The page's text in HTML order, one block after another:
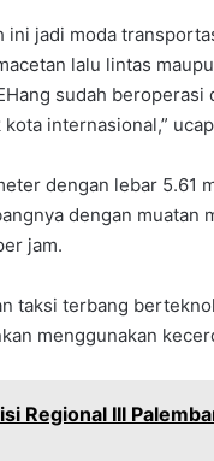
ini jadi moda
lalu lintas
sudah
internasional,”
dengan lebar 5.61
dengan muatan
jam.
taksi terbang
menggunakan
Regional III